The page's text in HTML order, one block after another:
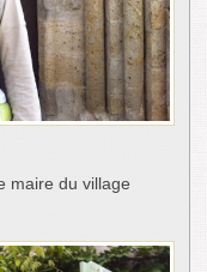
maire du village